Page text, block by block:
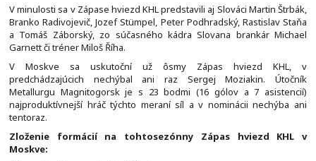
V minulosti sa v Zápase hviezd KHL predstavili aj Slováci Martin Štrbák,
Branko Radivojevič, Jozef Stümpel, Peter Podhradský, Rastislav Staňa
a Tomáš Záborský, zo súčasného kádra Slovana brankár Michael
Garnett či tréner Miloš Říha.
V Moskve sa uskutoční už ôsmy Zápas hviezd KHL, v
predchádzajúcich nechýbal ani raz Sergej Moziakin. Útočník
Metallurgu Magnitogorsk je s 23 bodmi (16 gólov a 7 asistencií)
najproduktívnejší hráč týchto meraní síl a v nominácii nechýba ani
tentoraz.
Zloženie formácií na tohtosezónny Zápas hviezd KHL v
Moskve: